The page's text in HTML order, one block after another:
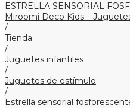
ESTRELLA SENSORIAL
Miroomi Deco Kids –
/
Tienda
/
Juguetes infantiles
/
Juguetes de estímulo
/
Estrella sensorial